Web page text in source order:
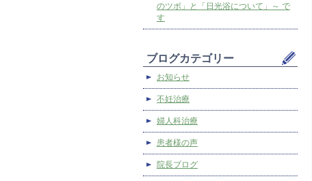
のツボ」と「日光浴について」～ で
す
ブログカテゴリー
お知らせ
不妊治療
婦人科治療
患者様の声
院長ブログ